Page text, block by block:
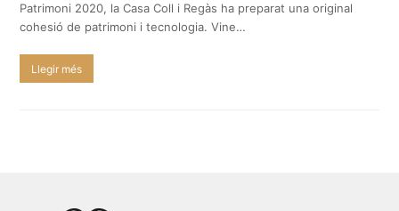
Patrimoni 2020, la Casa Coll i Regàs ha preparat una original
cohesió de patrimoni i tecnologia. Vine…
Llegir més